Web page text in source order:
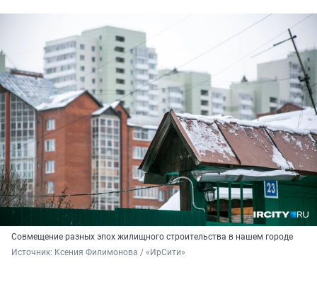
Совмещение разных эпох жилищного строительства в нашем городе
Источник: Ксения Филимонова / «ИрСити»